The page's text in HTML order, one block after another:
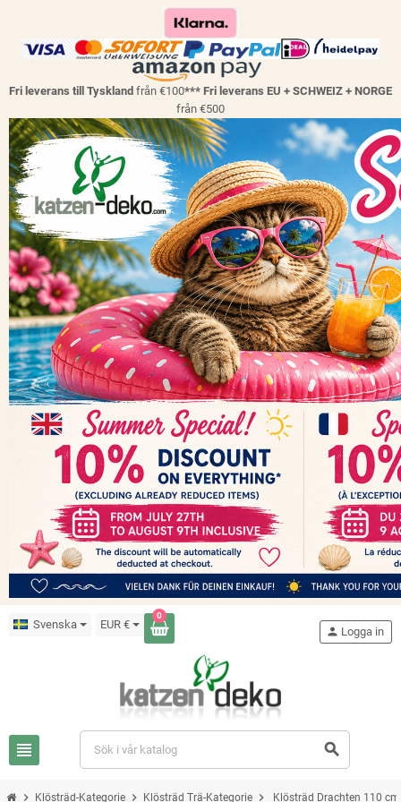
Fri leverans till Tyskland från €100*** Fri leverans EU + SCHWEIZ + NORGE
från €500
Svenska EUR €
0
view_headline search
person Logga in
chevron_right Klösträd-Kategorie chevron_right Klösträd Trä-Kategorie chevron_right Klösträd Drachten 110 cm